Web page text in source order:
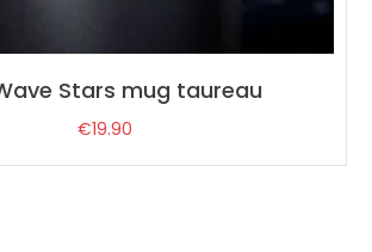
Stars mug taureau
€19.90